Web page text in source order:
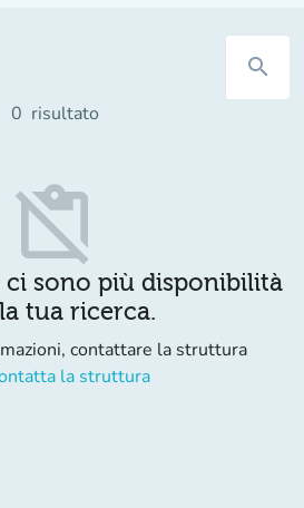
search
0 risultato
content_paste_off
sono più disponibilità
tua ricerca.
contattare la struttura
la struttura